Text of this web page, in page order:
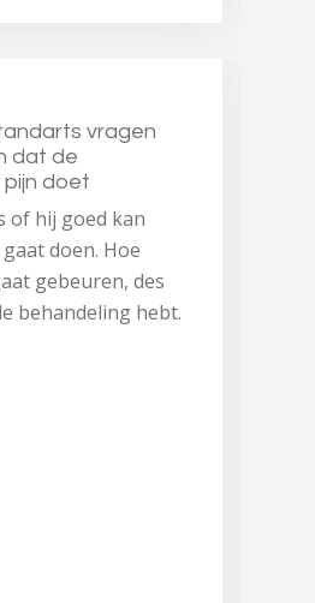
vragen
dat de
pijn doet
of hij goed kan
doen. Hoe
gebeuren, des
behandeling hebt.